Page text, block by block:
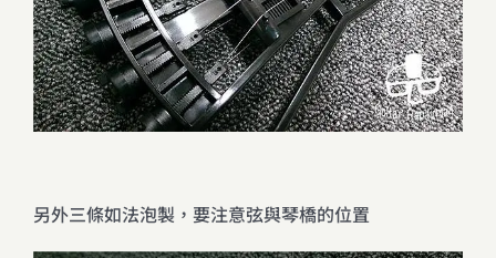
另外三條如法泡製，要注意弦與琴橋的位置